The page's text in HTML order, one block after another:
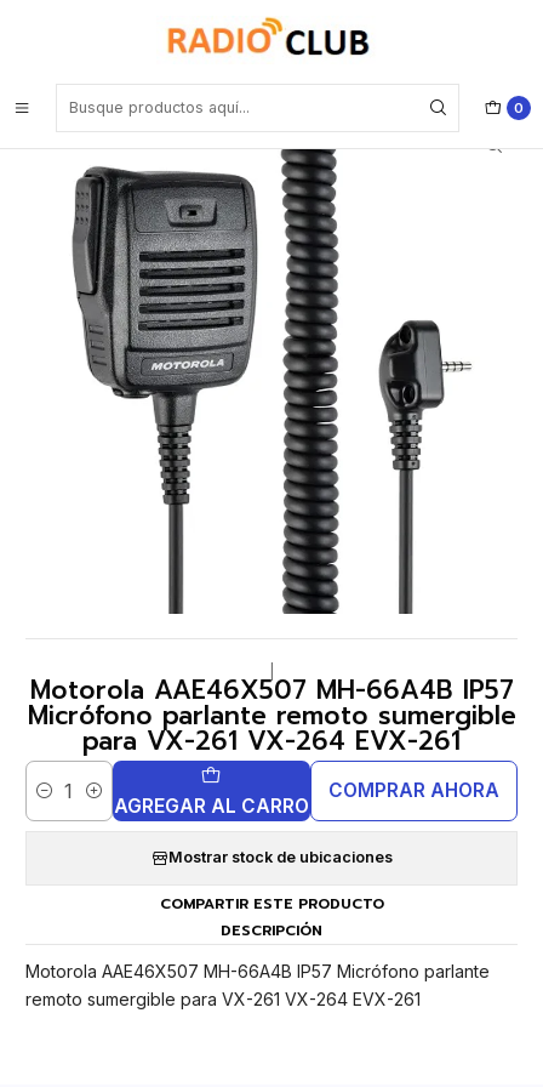
0
Micrófono Parlante Remoto
Motorola AAE46X507 MH-66A4B IP57 Micrófono parlante remoto
sumergible para VX-261 VX-264 EVX-261
Motorola AAE46X507 MH-66A4B IP57
Micrófono parlante remoto sumergible
para VX-261 VX-264 EVX-261
Cantidad AGREGAR AL CARRO
COMPRAR AHORA
Mostrar stock de ubicaciones
COMPARTIR ESTE PRODUCTO
DESCRIPCIÓN
Motorola AAE46X507 MH-66A4B IP57 Micrófono parlante
remoto sumergible para VX-261 VX-264 EVX-261